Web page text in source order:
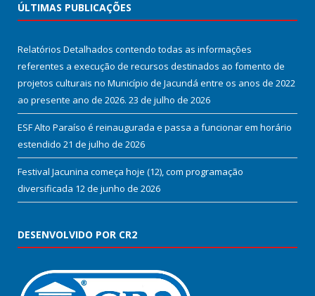
ÚLTIMAS PUBLICAÇÕES
Relatórios Detalhados contendo todas as informações
referentes a execução de recursos destinados ao fomento de
projetos culturais no Município de Jacundá entre os anos de 2022
ao presente ano de 2026. 23 de julho de 2026
ESF Alto Paraíso é reinaugurada e passa a funcionar em horário
estendido 21 de julho de 2026
Festival Jacunina começa hoje (12), com programação
diversificada 12 de junho de 2026
DESENVOLVIDO POR CR2